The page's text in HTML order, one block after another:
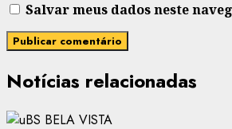
Salvar meus dados neste
Notícias relacionadas